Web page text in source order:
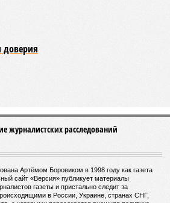
доверия
журналистских расследований
Артёмом Боровиком в 1998 году как газета
сайт «Версия» публикует материалы
газеты и пристально следит за
в России, Украине, странах СНГ,